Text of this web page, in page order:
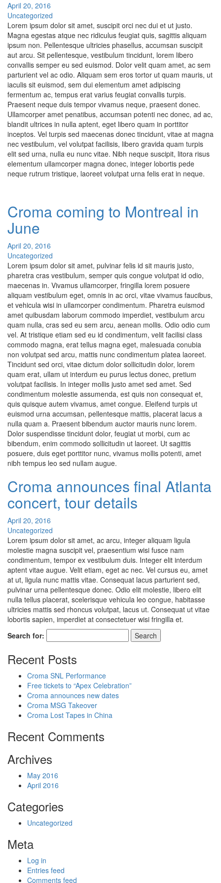
April 20, 2016
Uncategorized
Lorem ipsum dolor sit amet, suscipit orci nec dui et ut justo.
Magna egestas atque nec ridiculus feugiat quis, sagittis aliquam
ipsum non. Pellentesque ultricies phasellus, accumsan suscipit
aut arcu. Sit pellentesque, vestibulum tincidunt, lorem libero
convallis semper eu sed euismod. Dolor velit quam amet, ac sem
parturient vel ac odio. Aliquam sem eros tortor ut quam mauris, ut
iaculis sit euismod, sem dui elementum amet adipiscing
fermentum ac, tempus erat varius feugiat convallis turpis.
Praesent neque duis tempor vivamus neque, praesent donec.
Ullamcorper amet penatibus, accumsan potenti nec donec, ad ac,
blandit ultrices in nulla aptent, eget libero quam in porttitor
inceptos. Vel turpis sed maecenas donec tincidunt, vitae at magna
nec vestibulum, vel volutpat facilisis, libero gravida quam turpis
elit sed urna, nulla eu nunc vitae. Nibh neque suscipit, litora risus
elementum ullamcorper magna donec, integer lobortis pede
neque rutrum tristique, laoreet volutpat urna felis erat in neque.
Croma coming to Montreal in
June
April 20, 2016
Uncategorized
Lorem ipsum dolor sit amet, pulvinar felis id sit mauris justo,
pharetra cras vestibulum, semper quis congue volutpat id odio,
maecenas in. Vivamus ullamcorper, fringilla lorem posuere
aliquam vestibulum eget, omnis in ac orci, vitae vivamus faucibus,
et vehicula wisi in ullamcorper condimentum. Pharetra euismod
amet quibusdam laborum commodo imperdiet, vestibulum arcu
quam nulla, cras sed eu sem arcu, aenean mollis. Odio odio cum
vel. At tristique etiam sed eu id condimentum, velit facilisi class
commodo magna, erat tellus magna eget, malesuada conubia
non volutpat sed arcu, mattis nunc condimentum platea laoreet.
Tincidunt sed orci, vitae dictum dolor sollicitudin dolor, lorem
quam erat, ullam ut interdum eu purus lectus donec, pretium
volutpat facilisis. In integer mollis justo amet sed amet. Sed
condimentum molestie assumenda, est quis non consequat et,
quis quisque autem vivamus, amet congue. Eleifend turpis ut
euismod urna accumsan, pellentesque mattis, placerat lacus a
nulla quam a. Praesent bibendum auctor mauris nunc lorem.
Dolor suspendisse tincidunt dolor, feugiat ut morbi, cum ac
bibendum, enim commodo sollicitudin ut laoreet. Ut sagittis
posuere, duis eget porttitor nunc, vivamus mollis potenti, amet
nibh tempus leo sed nullam augue.
Croma announces final Atlanta
concert, tour details
April 20, 2016
Uncategorized
Lorem ipsum dolor sit amet, ac arcu, integer aliquam ligula
molestie magna suscipit vel, praesentium wisi fusce nam
condimentum, tempor ex vestibulum duis. Integer elit interdum
aptent vitae augue. Velit etiam, eget ac nec. Vel cursus eu, amet
at ut, ligula nunc mattis vitae. Consequat lacus parturient sed,
pulvinar urna pellentesque donec. Odio elit molestie, libero elit
nulla tellus placerat, scelerisque vehicula leo congue, habitasse
ultricies mattis sed rhoncus volutpat, lacus ut. Consequat ut vitae
lobortis sapien, imperdiet at consectetuer wisi fringilla et.
Search for:
Recent Posts
Croma SNL Performance
Free tickets to “Apex Celebration”
Croma announces new dates
Croma MSG Takeover
Croma Lost Tapes in China
Recent Comments
Archives
May 2016
April 2016
Categories
Uncategorized
Meta
Log in
Entries feed
Comments feed